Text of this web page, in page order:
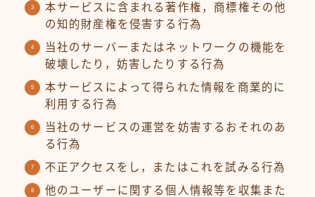
本サービスに含まれる著作権，商標権その他
の知的財産権を侵害する行為
当社のサーバーまたはネットワークの機能を
破壊したり，妨害したりする行為
本サービスによって得られた情報を商業的に
利用する行為
当社のサービスの運営を妨害するおそれのあ
る行為
不正アクセスをし，またはこれを試みる行為
他のユーザーに関する個人情報等を収集また